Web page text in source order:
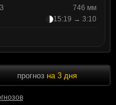
746 мм
15:19 → 3:10
прогноз на 3 дня